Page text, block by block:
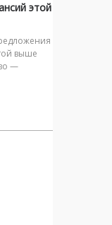
этой
выше
—